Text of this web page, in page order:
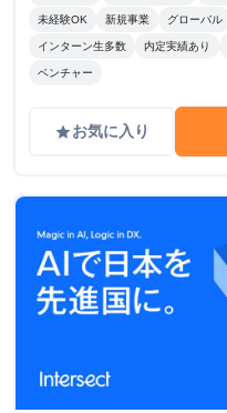
未経験OK 新規事業 グローバル
インターン生多数 内定実績あり
ベンチャー
gradeお気に入り